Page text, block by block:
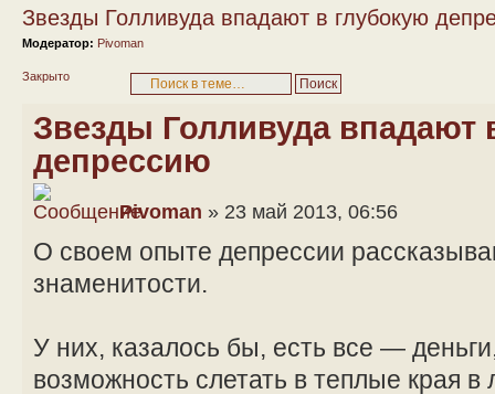
Звезды Голливуда впадают в глубокую
Модератор: Pivoman
Закрыто
Звезды Голливуда впадают
депрессию
Pivoman » 23 май 2013, 06:56
О своем опыте депрессии
знаменитости.
У них, казалось бы, есть все —
возможность слетать в теплые края